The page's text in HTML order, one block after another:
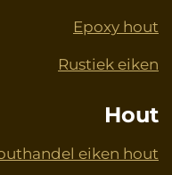
Epoxy hout
Rustiek eiken
Hout
eiken hout